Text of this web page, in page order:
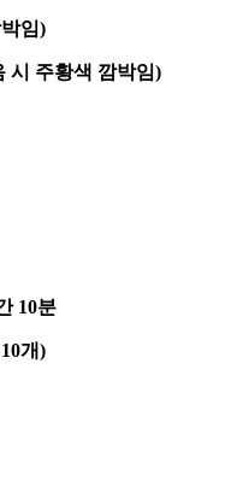
임)
시 주황색 깜박임)
10분
개)